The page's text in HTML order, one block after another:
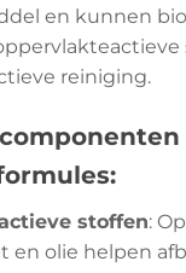
en kunnen
reiniging.
stoffen:
en olie helpen